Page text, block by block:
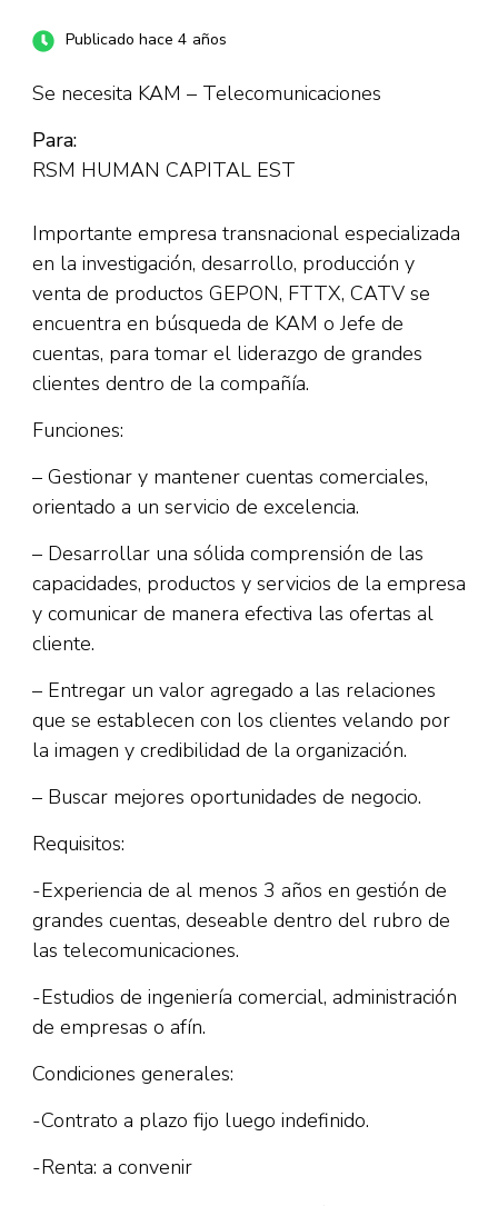
Publicado hace 4 años
Se necesita KAM – Telecomunicaciones
Para:
RSM HUMAN CAPITAL EST
Importante empresa transnacional especializada
en la investigación, desarrollo, producción y
venta de productos GEPON, FTTX, CATV se
encuentra en búsqueda de KAM o Jefe de
cuentas, para tomar el liderazgo de grandes
clientes dentro de la compañía.
Funciones:
– Gestionar y mantener cuentas comerciales,
orientado a un servicio de excelencia.
– Desarrollar una sólida comprensión de las
capacidades, productos y servicios de la empresa
y comunicar de manera efectiva las ofertas al
cliente.
– Entregar un valor agregado a las relaciones
que se establecen con los clientes velando por
la imagen y credibilidad de la organización.
– Buscar mejores oportunidades de negocio.
Requisitos:
-Experiencia de al menos 3 años en gestión de
grandes cuentas, deseable dentro del rubro de
las telecomunicaciones.
-Estudios de ingeniería comercial, administración
de empresas o afín.
Condiciones generales:
-Contrato a plazo fijo luego indefinido.
-Renta: a convenir